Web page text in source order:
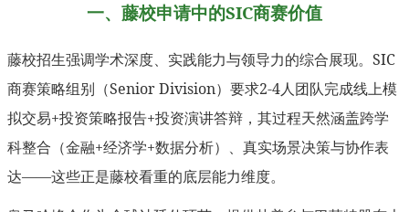
一、藤校申请中的SIC商赛价值
藤校招生强调学术深度、实践能力与领导力的综合展现。SIC
商赛策略组别（Senior Division）要求2-4人团队完成线上模
拟交易+投资策略报告+投资演讲答辩，其过程天然涵盖跨学
科整合（金融+经济学+数据分析）、真实场景决策与协作表
达——这些正是藤校看重的底层能力维度。